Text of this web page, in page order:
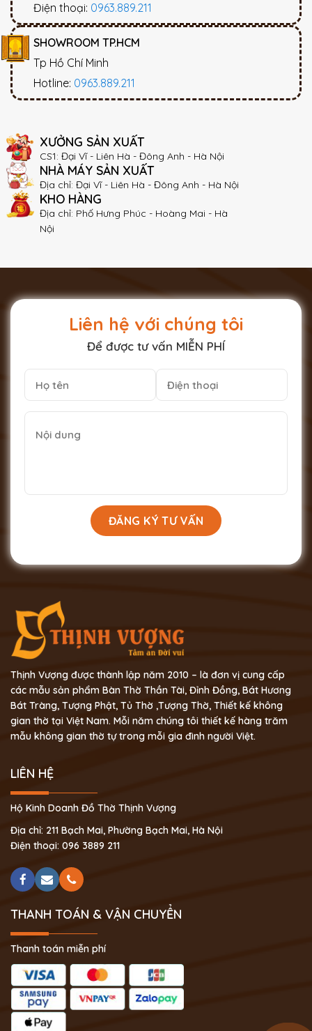
Điện thoại: 0963.889.211
SHOWROOM TP.HCM
Tp Hồ Chí Minh
Hotline: 0963.889.211
XƯỞNG SẢN XUẤT
CS1: Đại Vĩ - Liên Hà - Đông Anh - Hà Nội
NHÀ MÁY SẢN XUẤT
Địa chỉ: Đại Vĩ - Liên Hà - Đông Anh - Hà Nội
KHO HÀNG
Địa chỉ: Phố Hưng Phúc - Hoàng Mai - Hà
Nội
Liên hệ với chúng tôi
Để được tư vấn MIỄN PHÍ
Thịnh Vượng được thành lập năm 2010 – là đơn vị cung cấp
các mẫu sản phẩm Bàn Thờ Thần Tài, Đỉnh Đồng, Bát Hương
Bát Tràng, Tượng Phật, Tủ Thờ ,Tượng Thờ, Thiết kế không
gian thờ tại Việt Nam. Mỗi năm chúng tôi thiết kế hàng trăm
mẫu không gian thờ tự trong mỗi gia đình người Việt.
LIÊN HỆ
Hộ Kinh Doanh Đồ Thờ Thịnh Vượng
Địa chỉ: 211 Bạch Mai, Phường Bạch Mai, Hà Nội
Điện thoại: 096 3889 211
THANH TOÁN & VẬN CHUYỂN
Thanh toán miễn phí